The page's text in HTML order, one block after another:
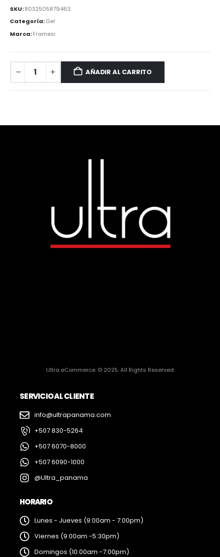
SKU:8032505879463
Categoría:Gel
Marca:Framesi
AÑADIR AL CARRITO
Ultra eCommerce. © 2025. All Rights Reserved
SERVICIO AL CLIENTE
info@ultrapanama.com
+507 830-5264
+507 6070-8000
+507 6090-1000
@Ultra_panama
HORARIO
Lunes - Jueves (9:00am - 7:00pm)
Viernes (9:00am -5:30pm)
Domingos (10:00am -7:00pm)